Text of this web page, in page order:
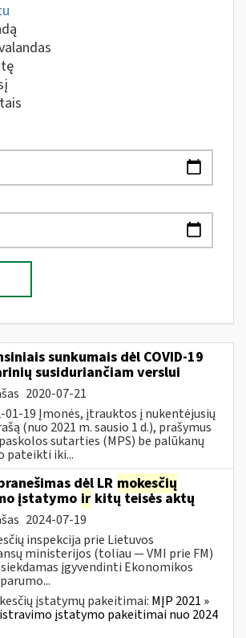
sunkumais dėl COVID-19
susiduriančiam verslui
2020-07-21
01-19 Įmonės, įtrauktos į nukentėjusių
(nuo 2021 m. sausio 1 d.), prašymus
sutarties (MPS) be palūkanų
pateikti iki...
dėl LR mokesčių
įstatymo ir kitų teisės aktų
2024-07-19
inspekcija prie Lietuvos
ministerijos (toliau — VMI prie FM)
įgyvendinti Ekonomikos
įstatymų pakeitimai: MĮP 2021 »
įstatymo pakeitimai nuo 2024